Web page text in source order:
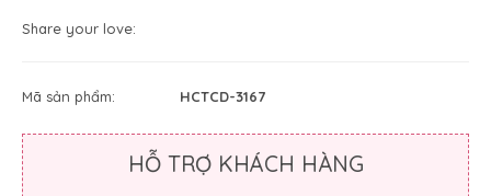
Share your love:
Mã sản phẩm: HCTCD-3167
HỖ TRỢ KHÁCH HÀNG